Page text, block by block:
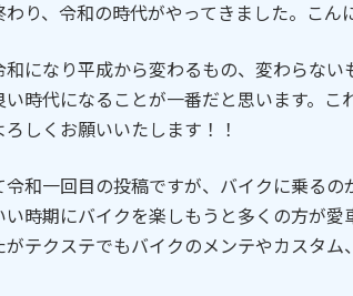
わり、令和の時代がやってきました。こん
和になり平成から変わるもの、変わらな
い時代になることが一番だと思います。
ろしくお願いいたします！！
令和一回目の投稿ですが、バイクに乗る
い時期にバイクを楽しもうと多くの方が
がテクステでもバイクのメンテやカスタ